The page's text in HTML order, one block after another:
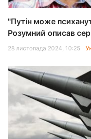
"Путін може
Розумний описав
28 листопада 2024, 10:25